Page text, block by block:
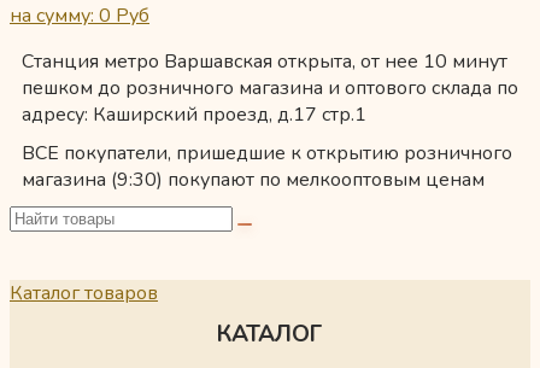
на сумму: 0 Руб
Станция метро Варшавская открыта, от нее 10 минут
пешком до розничного магазина и оптового склада по
адресу: Каширский проезд, д.17 стр.1
ВСЕ покупатели, пришедшие к открытию розничного
магазина (9:30) покупают по мелкооптовым ценам
Каталог товаров
КАТАЛОГ